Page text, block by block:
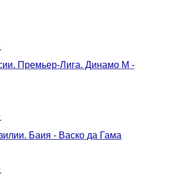
Премьер-Лига. Динамо М -
Баия - Васко да Гама